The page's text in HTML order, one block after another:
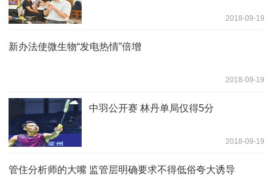
2018-09-19
新办法使微生物“发电热情”倍增
2018-09-19
中羽公开赛 林丹单局仅得5分
2018-09-19
管住分析师的大嘴 监管层明确要求不得低俗夸大诱导